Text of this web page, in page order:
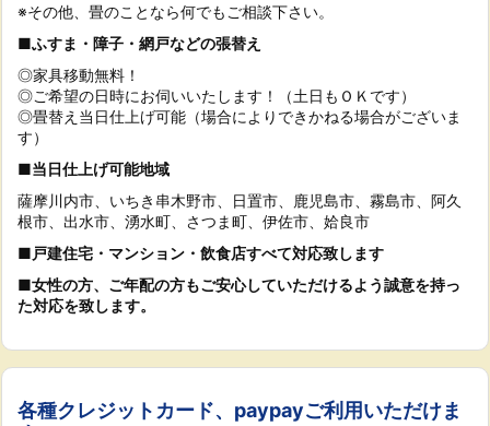
※その他、畳のことなら何でもご相談下さい。
■ふすま・障子・網戸などの張替え
◎家具移動無料！
◎ご希望の日時にお伺いいたします！（土日もＯＫです）
◎畳替え当日仕上げ可能（場合によりできかねる場合がございま
す）
■当日仕上げ可能地域
薩摩川内市、いちき串木野市、日置市、鹿児島市、霧島市、阿久
根市、出水市、湧水町、さつま町、伊佐市、姶良市
■戸建住宅・マンション・飲食店すべて対応致します
■女性の方、ご年配の方もご安心していただけるよう誠意を持っ
た対応を致します。
各種クレジットカード、paypayご利用いただけま